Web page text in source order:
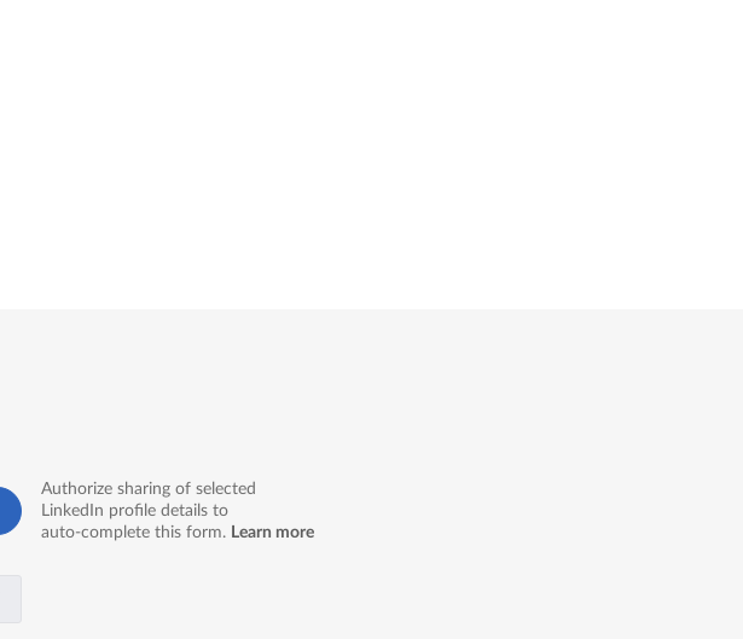
Authorize sharing of selected
LinkedIn profile details to
auto-complete this form. Learn more